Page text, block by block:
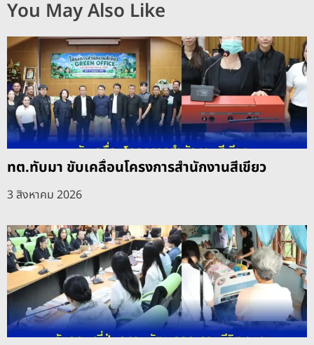
You May Also Like
ทต.ทับมา ขับเคลื่อนโครงการสำนักงานสีเขียว
3 สิงหาคม 2026